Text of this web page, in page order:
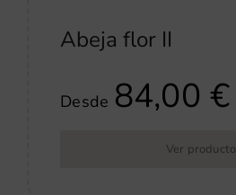
Abeja flor II
Desde 84,00€
Ver producto